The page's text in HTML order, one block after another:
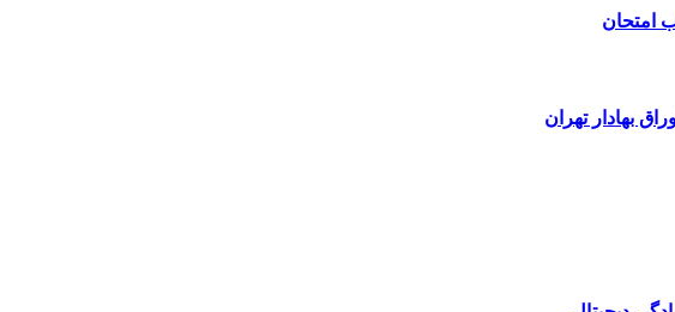
امتحان
بهادار تهران